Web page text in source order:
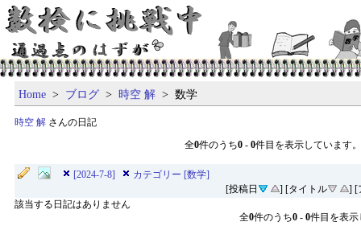
Home > ブログ > 時空 解 > 数学
時空 解 さんの日記
全0件のうち0- 0件目を表示しています。
[2024-7-8]
カテゴリー [数学]
[投稿日
] [タイトル
] [
該当する日記はありません
全0件のうち0 - 0件目を表